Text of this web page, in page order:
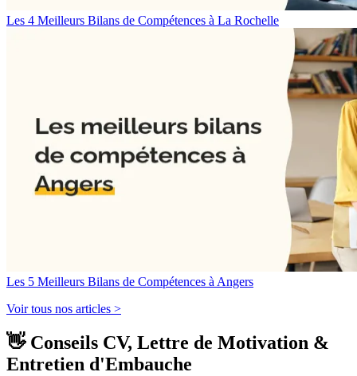
Les 4 Meilleurs Bilans de Compétences à La Rochelle
Les 5 Meilleurs Bilans de Compétences à Angers
Voir tous nos articles >
👋 Conseils CV, Lettre de Motivation &
Entretien d'Embauche